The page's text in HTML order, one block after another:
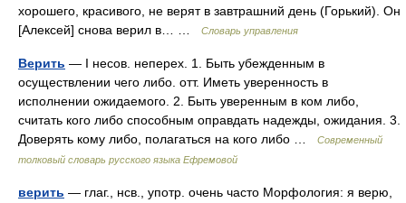
хорошего, красивого, не верят в завтрашний день (Горький). Он
[Алексей] снова верил в… …
Словарь управления
Верить — I несов. неперех. 1. Быть убежденным в
осуществлении чего либо. отт. Иметь уверенность в
исполнении ожидаемого. 2. Быть уверенным в ком либо,
считать кого либо способным оправдать надежды, ожидания. 3.
Доверять кому либо, полагаться на кого либо …
Современный
толковый словарь русского языка Ефремовой
верить — глаг., нсв., употр. очень часто Морфология: я верю,